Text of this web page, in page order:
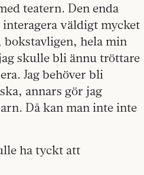
teatern. Den enda
väldigt mycket
bokstavligen, hela min
skulle bli ännu tröttare
Jag behöver bli
annars gör jag
Då kan man inte inte
ha tyckt att